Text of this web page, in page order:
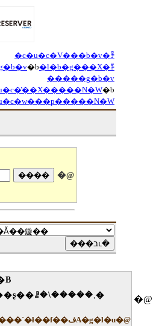
�c�u�c�V���b�v�ꊇ
�b�l�b�g���X�ꊇ
�����g�b�v
�b
�@
�U�̑��c�u�c�V���b�v�̍݌ɁE���i���ꊇ�������A���ʂ��ꗗ�\�����܂�
�]���A�y�V�u�b�N�X�A�Z�u���A���h���C�A�s�r�t�s�`�x�`�A���`�ł��f��فA�g�l�u�@
�@